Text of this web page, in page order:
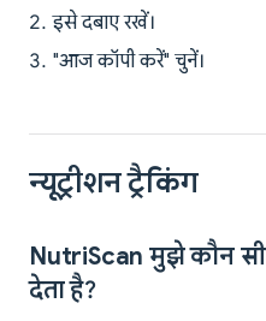
इसे दबाए रखें।
"आज कॉपी करें" चुनें।
न्यूट्रीशन ट्रैकिंग
NutriScan मुझे कौन सी
देता है?